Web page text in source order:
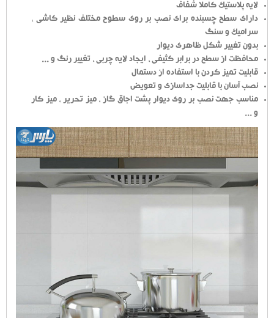
لایه پلاستیک کاملاً شفاف
دارای سطح چسبنده برای نصب بر روی سطوح مختلف نظیر کاشی ،
سرامیک و سنگ
بدون تغییر شکل ظاهری دیوار
محافظت از سطح در برابر کثیفی ، ایجاد لایه چربی ، تغییر رنگ و ...
قابلیت تمیز کردن با استفاده از دستمال
نصب آسان با قابلیت جداسازی و تعویض
مناسب جهت نصب بر روی دیوار پشت اجاق گاز ، میز تحریر ، میز کار
و ...